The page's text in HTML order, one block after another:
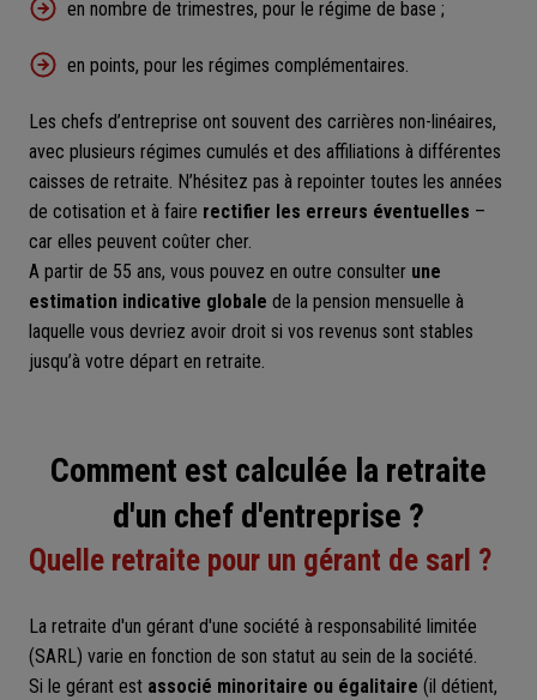
en nombre de trimestres, pour le régime de base ;
en points, pour les régimes complémentaires.
Les chefs d’entreprise ont souvent des carrières non-linéaires,
avec plusieurs régimes cumulés et des affiliations à différentes
caisses de retraite. N’hésitez pas à repointer toutes les années
de cotisation et à faire rectifier les erreurs éventuelles –
car elles peuvent coûter cher.
A partir de 55 ans, vous pouvez en outre consulter une
estimation indicative globale de la pension mensuelle à
laquelle vous devriez avoir droit si vos revenus sont stables
jusqu’à votre départ en retraite.
Comment est calculée la retraite
d'un chef d'entreprise ?
Quelle retraite pour un gérant de sarl ?
La retraite d'un gérant d'une société à responsabilité limitée
(SARL) varie en fonction de son statut au sein de la société.
Si le gérant est associé minoritaire ou égalitaire (il détient,